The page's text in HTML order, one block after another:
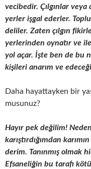
vecibedir. Çılgınlar
yerler işgal ederler.
deliler. Zaten çılgın
yerlerinden oynatır ve
yol açar. İşte ben de bu
kişileri anarım ve
Daha hayattayken bir
musunuz?
Hayır pek değilim!
karıştırdığımdan
derim. Tanınmış olmak
Efsaneliğin bu tarafı